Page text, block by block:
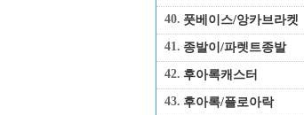
40. 풋베이스/앙카브라켓
41. 종발이/파렛트종발
42. 후아록캐스터
43. 후아록/플로아락